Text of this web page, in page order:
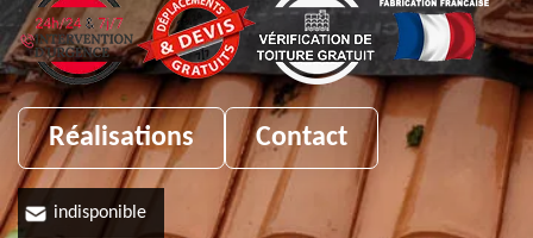
Réalisations Contact
indisponible